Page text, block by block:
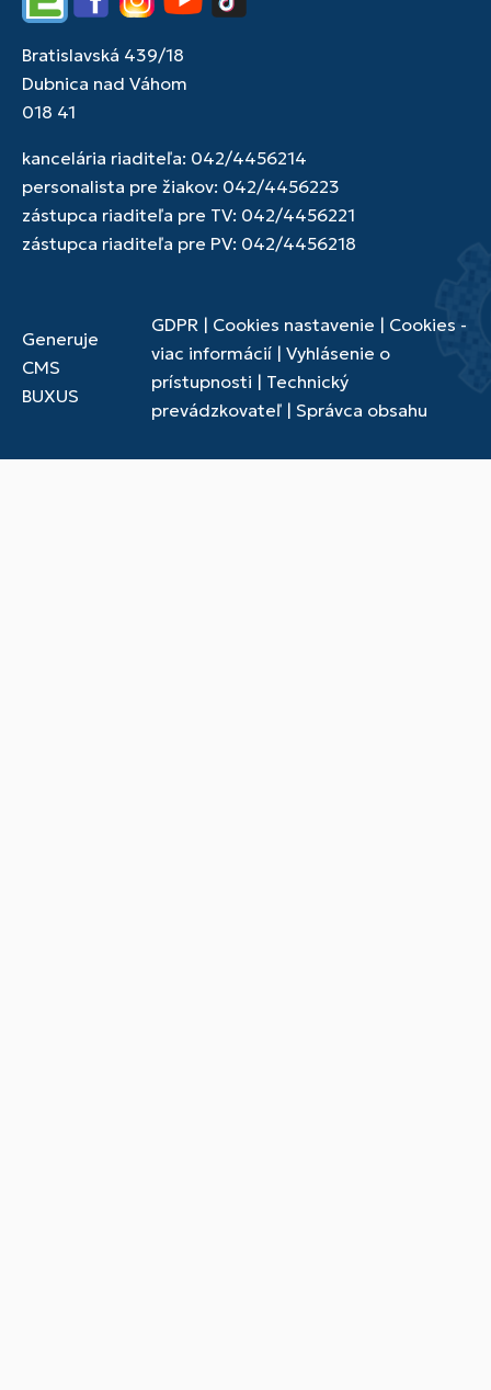
EdupageFacebookInstagramYouTubeTikTok
Bratislavská 439/18
Dubnica nad Váhom
018 41
kancelária riaditeľa: 042/4456214
personalista pre žiakov: 042/4456223
zástupca riaditeľa pre TV: 042/4456221
zástupca riaditeľa pre PV: 042/4456218
Generuje
CMS
BUXUS
GDPR | Cookies nastavenie | Cookies -
viac informácií | Vyhlásenie o
prístupnosti | Technický
prevádzkovateľ | Správca obsahu